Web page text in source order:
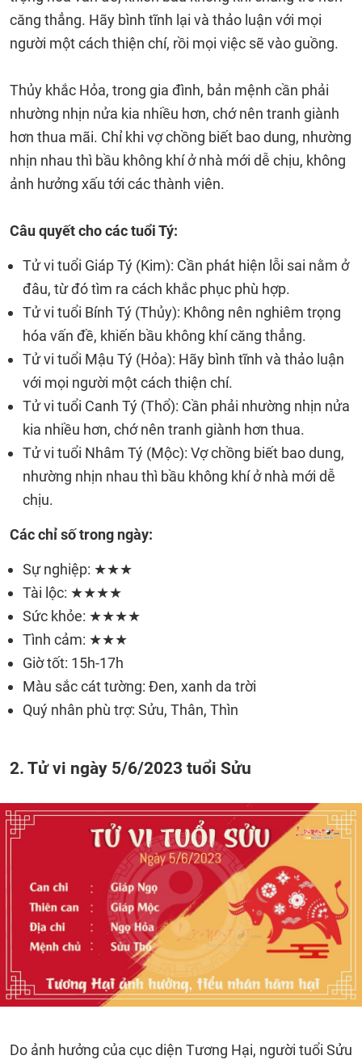
căng thẳng. Hãy bình tĩnh lại và thảo luận với mọi
người một cách thiện chí, rồi mọi việc sẽ vào guồng.
Thủy khắc Hỏa, trong gia đình, bản mệnh cần phải
nhường nhịn nửa kia nhiều hơn, chớ nên tranh giành
hơn thua mãi. Chỉ khi vợ chồng biết bao dung, nhường
nhịn nhau thì bầu không khí ở nhà mới dễ chịu, không
ảnh hưởng xấu tới các thành viên.
Câu quyết cho các tuổi Tý:
Tử vi tuổi Giáp Tý (Kim): Cần phát hiện lỗi sai nằm ở
đâu, từ đó tìm ra cách khắc phục phù hợp.
Tử vi tuổi Bính Tý (Thủy): Không nên nghiêm trọng
hóa vấn đề, khiến bầu không khí căng thẳng.
Tử vi tuổi Mậu Tý (Hỏa): Hãy bình tĩnh và thảo luận
với mọi người một cách thiện chí.
Tử vi tuổi Canh Tý (Thổ): Cần phải nhường nhịn nửa
kia nhiều hơn, chớ nên tranh giành hơn thua.
Tử vi tuổi Nhâm Tý (Mộc): Vợ chồng biết bao dung,
nhường nhịn nhau thì bầu không khí ở nhà mới dễ
chịu.
Các chỉ số trong ngày:
Sự nghiệp: ★★★
Tài lộc: ★★★★
Sức khỏe: ★★★★
Tình cảm: ★★★
Giờ tốt: 15h-17h
Màu sắc cát tường: Đen, xanh da trời
Quý nhân phù trợ: Sửu, Thân, Thìn
2. Tử vi ngày 5/6/2023 tuổi Sửu
Do ảnh hưởng của cục diện Tương Hại, người tuổi Sửu